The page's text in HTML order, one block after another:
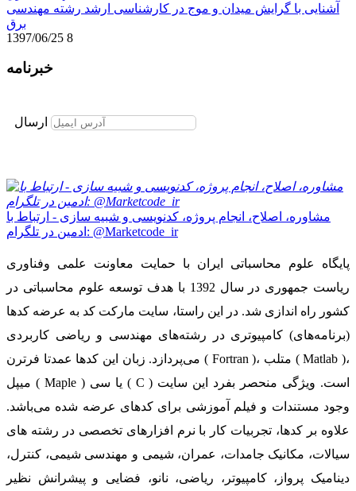
آشنایی با گرایش میدان و موج در کارشناسی ارشد رشته مهندسی
برق
1397/06/25 8
خبرنامه
ارسال
مشاوره، اصلاح، انجام پروژه، کدنویسی و شبیه سازی - ارتباط با
ادمین در تلگرام: @Marketcode_ir
پایگاه علوم محاسباتی ایران با حمایت معاونت علمی وفناوری
ریاست جمهوری در سال 1392 با هدف توسعه علوم محاسباتی در
کشور راه اندازی شد. در این راستا، سایت مارکت کد به عرضه کدها
(برنامه‌های) کامپیوتری در رشته‌های مهندسی و ریاضی کاربردی
می‌پردازد. زبان این کدها عمدتا فرترن ( Fortran )، متلب ( Matlab )،
میپل ( Maple ) یا سی ( C ) است. ویژگی منحصر بفرد این سایت
وجود مستندات و فیلم آموزشی برای کدهای عرضه شده می‌باشد.
علاوه بر کدها، تجربیات کار با نرم افزارهای تخصصی در رشته های
سیالات، مکانیک جامدات، عمران، شیمی و مهندسی شیمی، کنترل،
دینامیک پرواز، کامپیوتر، ریاضی، نانو، فضایی و پیشرانش نظیر